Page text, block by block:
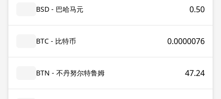
BSD - 巴哈马元 0.50
BTC - 比特币 0.0000076
BTN - 不丹努尔特鲁姆 47.24